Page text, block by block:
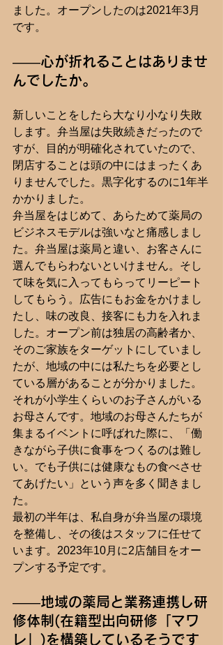
ました。オープンしたのは2021年3月
です。
――心が折れることはありませ
んでしたか。
新しいことをしたら大なり小なり失敗
します。弁当屋は失敗続きだったので
すが、目的が明確化されていたので、
閉店することは頭の中にはまったくあ
りませんでした。黒字化するのに1年半
かかりました。
弁当屋をはじめて、あらためて薬局の
ビジネスモデルは強いなと痛感しまし
た。弁当屋は薬局と違い、お客さんに
選んでもらわないといけません。そし
て味を気に入ってもらってリーピート
してもらう。広告にもお金をかけまし
たし、味の改良、接客にも力を入れま
した。オープン前は独居の高齢者か、
そのご家族をターゲットにしていまし
たが、地域の中には私たちを必要とし
ている層があることが分かりました。
それが小学生くらいのお子さんがいる
お母さんです。地域のお母さんたちが
集まるイベントに呼ばれた際に、「働
きながら子供に食事をつくるのは難し
い。でも子供には健康なもの食べさせ
てあげたい」という声を多く聞きまし
た。
最初の半年は、私自身が弁当屋の環境
を整備し、その後はスタッフに任せて
います。2023年10月に2店舗目をオー
プンする予定です。
――地域の薬局と業務連携し研
修体制(在籍型出向研修「マワ
レ」)を構築しているそうです